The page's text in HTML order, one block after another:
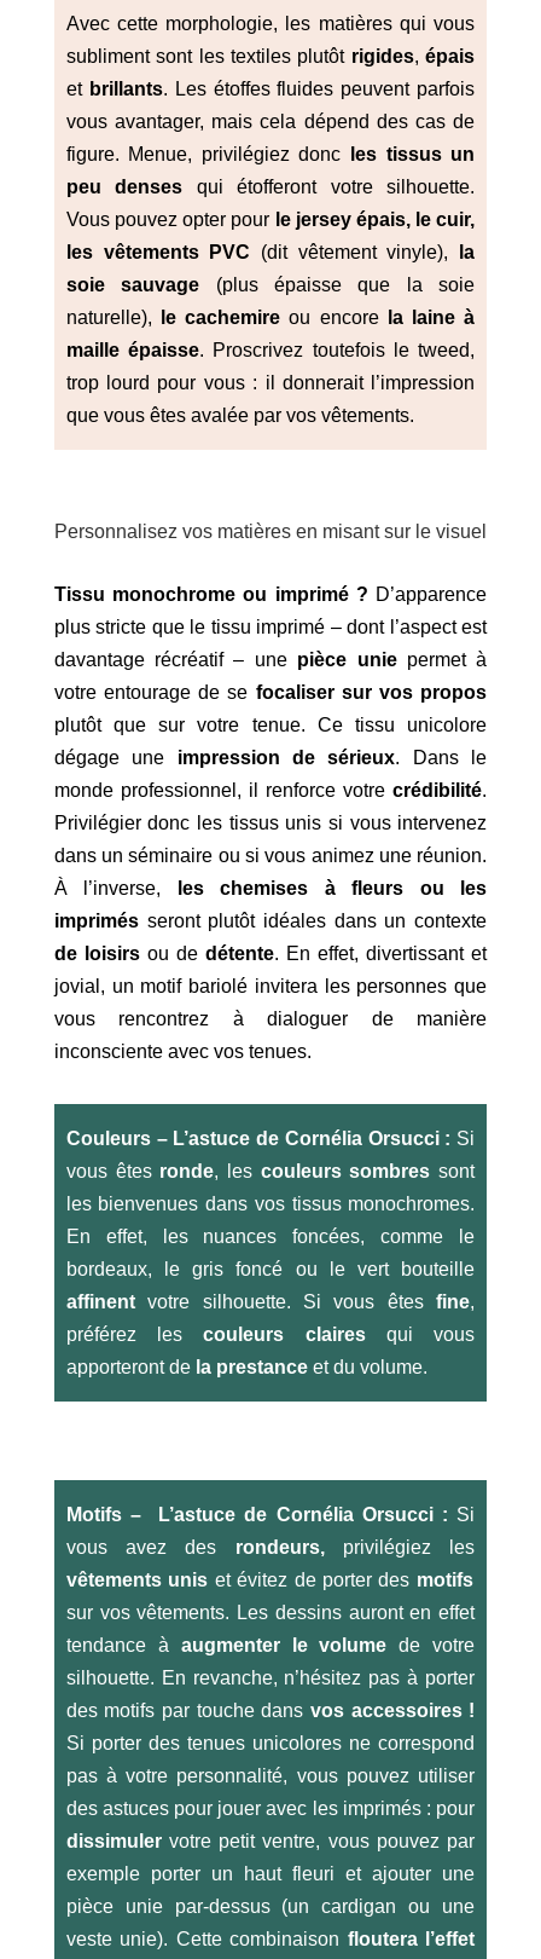
Avec cette morphologie, les matières qui vous
subliment sont les textiles plutôt rigides,épais
et brillants. Les étoffes fluides peuvent parfois
vous avantager, mais cela dépend des cas de
figure. Menue, privilégiez donc
les tissus un
peu denses qui étofferont votre silhouette.
Vous pouvez opter pour le jersey épais, le cuir,
les vêtements PVC (dit vêtement vinyle),
la
soie sauvage (plus épaisse que la soie
naturelle),
le cachemire ou encore
la laine à
maille épaisse. Proscrivez toutefois le tweed,
trop lourd pour vous : il donnerait l’impression
que vous êtes avalée par vos vêtements.
Personnalisez vos matières en misant sur le visuel
Tissu monochrome ou imprimé ? D’apparence
plus stricte que le tissu imprimé – dont l’aspect est
davantage récréatif – une pièce uniepermet à
votre entourage de se focaliser sur vos propos
plutôt que sur votre tenue. Ce tissu unicolore
dégage une impression de sérieux. Dans le
monde professionnel, il renforce votrecrédibilité.
Privilégier donc les tissus unis si vous intervenez
dans un séminaire ou si vous animez une réunion.
À l’inverse,
les chemises à fleurs ou les
imprimésseront plutôt idéales dans un contexte
de loisirsou dedétente. En effet, divertissant et
jovial, un motif bariolé invitera les personnes que
vous rencontrez à dialoguer de manière
inconsciente avec vos tenues.
Couleurs – L’astuce de Cornélia Orsucci : Si
vous êtes ronde, les couleurs sombres sont
les bienvenues dans vos tissus monochromes.
En effet, les nuances foncées, comme le
bordeaux, le gris foncé ou le vert bouteille
affinentvotre silhouette. Si vous êtesfine,
préférez lescouleurs clairesqui vous
apporteront de la prestanceet du volume.
Motifs – L’astuce de Cornélia Orsucci : Si
vous avez des rondeurs,privilégiez les
vêtements unis et évitez de porter des motifs
sur vos vêtements. Les dessins auront en effet
tendance à augmenter le volumede votre
silhouette. En revanche, n’hésitez pas à porter
des motifs par touche dans vos accessoires !
Si porter des tenues unicolores ne correspond
pas à votre personnalité, vous pouvez utiliser
des astuces pour jouer avec les imprimés : pour
dissimulervotre petit ventre, vous pouvez par
exemple porter un haut fleuri et ajouter une
pièce unie par-dessus (un cardigan ou une
veste unie). Cette combinaison floutera l’effet